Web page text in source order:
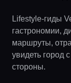
Lifestyle-гиды
гастрономии,
маршруты,
увидеть город
стороны.